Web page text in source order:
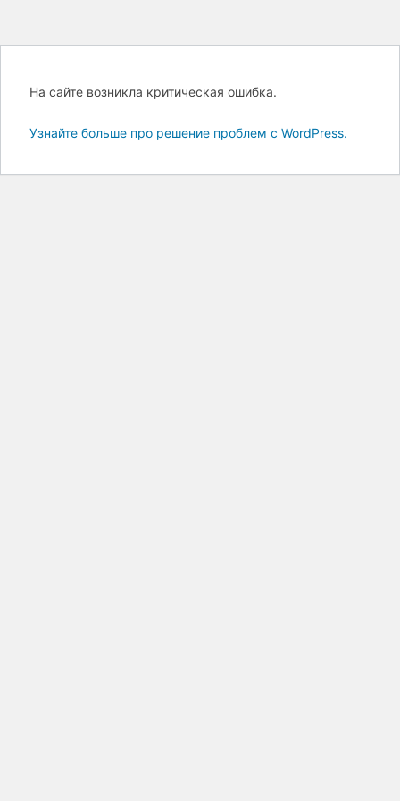
На сайте возникла критическая ошибка.
Узнайте больше про решение проблем с WordPress.